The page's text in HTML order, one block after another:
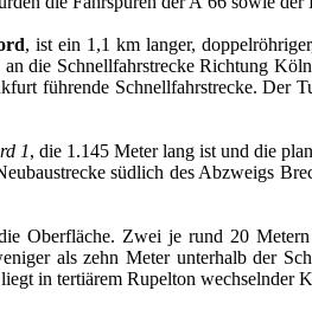
, ist ein 1,1 km langer,
die Schnellfahrstrecke Richtung
führende Schnellfahrstrecke.
1, die 1.145 Meter lang ist und die
südlich des Abzweigs
Oberfläche. Zwei je rund 20
als zehn Meter unterhalb der
in tertiärem Rupelton wechselnder